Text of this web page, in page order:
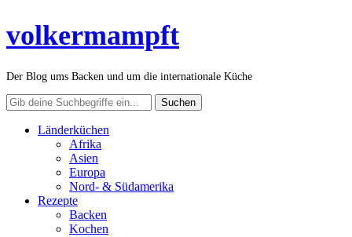
volkermampft
Der Blog ums Backen und um die internationale Küche
Länderküchen
Afrika
Asien
Europa
Nord- & Südamerika
Rezepte
Backen
Kochen